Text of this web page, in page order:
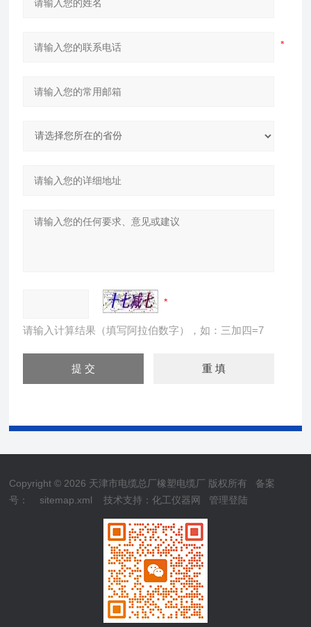
请输入计算结果（填写阿拉伯数字），如：三加四=7
Copyright © 2026 天津市电缆总厂橡塑电缆厂 版权所有 备案
号：
sitemap.xml 技术支持：化工仪器网 管理登陆